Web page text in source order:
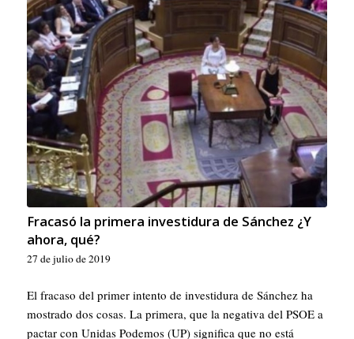
Fracasó la primera investidura de Sánchez ¿Y
ahora, qué?
27 de julio de 2019
El fracaso del primer intento de investidura de Sánchez ha
mostrado dos cosas. La primera, que la negativa del PSOE a
pactar con Unidas Podemos (UP) significa que no está